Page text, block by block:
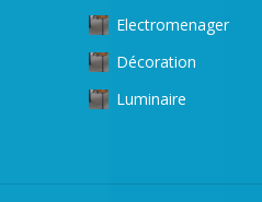
Electromenager
Décoration
Luminaire